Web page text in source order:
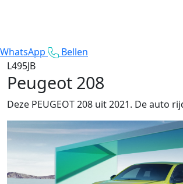
WhatsApp
Bellen
L495JB
Peugeot 208
Deze PEUGEOT 208 uit 2021. De auto